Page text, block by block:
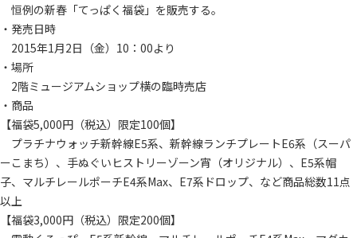
恒例の新春「てっぱく福袋」を販売する。
・発売日時
2015年1月2日（金）10：00より
・場所
2階ミュージアムショップ横の臨時売店
・商品
【福袋5,000円（税込）限定100個】
プラチナウォッチ新幹線E5系、新幹線ランチプレートE6系（スーパ
ーこまち）、手ぬぐいヒストリーゾーン宵（オリジナル）、E5系帽
子、マルチレールポーチE4系Max、E7系ドロップ、など商品総数11点
以上
【福袋3,000円（税込）限定200個】